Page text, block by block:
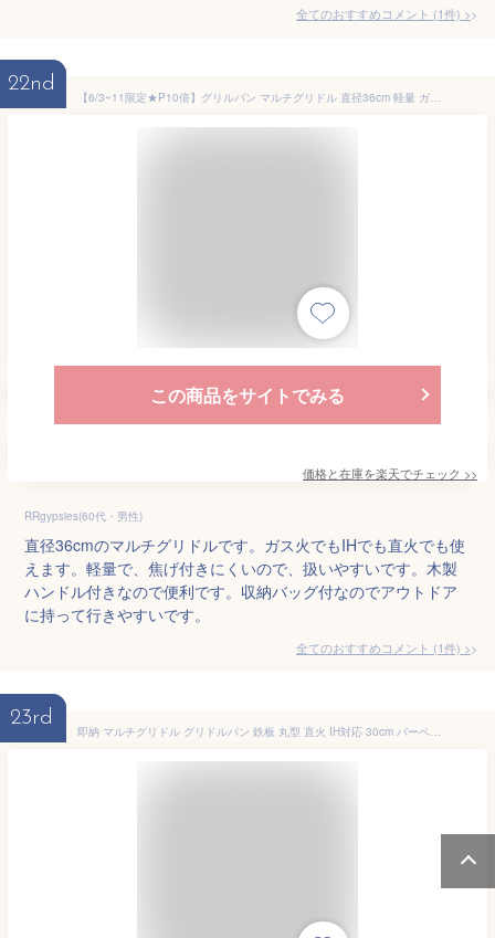
全てのおすすめコメント (1件) >
22nd
【6/3~11限定★P10倍】グリルパン マルチグリドル 直径36cm 軽量 ガス火 IH 直火 焦げ付きにくい 木製ハンドル 収納バッグ付き 焼肉プレート 大皿として アウトドア キャンプ バーベキュー
この商品をサイトでみる
価格と在庫を楽天でチェック >>
RRgypsies(60代・男性)
直径36cmのマルチグリドルです。ガス火でもIHでも直火でも使
えます。軽量で、焦げ付きにくいので、扱いやすいです。木製
ハンドル付きなので便利です。収納バッグ付なのでアウトドア
に持って行きやすいです。
全てのおすすめコメント (1件) >
23rd
即納 マルチグリドル グリドルパン 鉄板 丸型 直火 IH対応 30cm バーベキューグリル キャンプ飯 ソロキャンプ キャンプ アウトドア グリルプレート 焼肉プレート サムギョプサル 送料無料